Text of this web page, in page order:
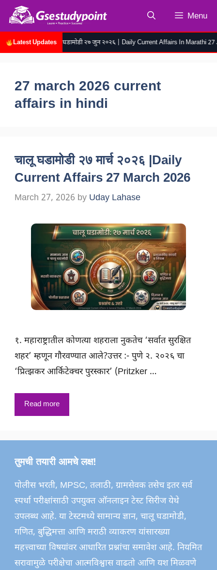
Skip
content
Menu
Latest Updates
रोजच्या चालू घडामोडी २७ जुन २०२६ | Daily Current Affairs In Marathi 27
27 march 2026 current
affairs in hindi
चालू घडामोडी २७ मार्च २०२६ |Daily
Current Affairs 27 March 2026
March 27, 2026 by Uday Lahase
१. महाराष्ट्रातील कोणत्या शहराला नुकतेच ‘सर्वात सुरक्षित
शहर’ म्हणून गौरवण्यात आले?उत्तर :- पुणे २. २०२६ चा
‘प्रित्झकर आर्किटेक्चर पुरस्कार’ (Pritzker …
Read more
तुमची तयारी आमचे लक्ष!
पोलीस भरती, MPSC, तलाठी, ग्रामसेवक तसेच इतर सर्व
स्पर्धा परीक्षांसाठी उपयुक्त ऑनलाइन टेस्ट सिरीज येथे
उपलब्ध आहे. या टेस्टमध्ये सामान्य ज्ञान, चालू घडामोडी,
गणित, बुद्धिमत्ता आणि मराठी व्याकरण यांसारख्या
महत्त्वाच्या विषयांवर आधारित प्रश्नांचा समावेश आहे. नियमित
सरावामुळे परीक्षेचा आत्मविश्वास वाढतो आणि यश मिळवणे